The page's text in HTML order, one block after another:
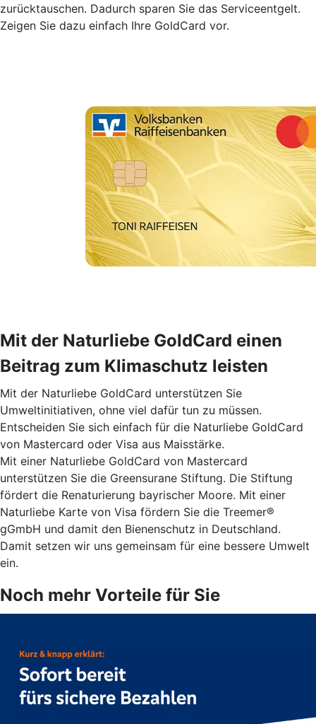
zurücktauschen. Dadurch sparen Sie das Serviceentgelt.
Zeigen Sie dazu einfach Ihre GoldCard vor.
Mit der Naturliebe GoldCard einen
Beitrag zum Klimaschutz leisten
Mit der Naturliebe GoldCard unterstützen Sie
Umweltinitiativen, ohne viel dafür tun zu müssen.
Entscheiden Sie sich einfach für die Naturliebe GoldCard
von Mastercard oder Visa aus Maisstärke.
Mit einer Naturliebe GoldCard von Mastercard
unterstützen Sie die Greensurane Stiftung. Die Stiftung
fördert die Renaturierung bayrischer Moore. Mit einer
Naturliebe Karte von Visa fördern Sie die Treemer®
gGmbH und damit den Bienenschutz in Deutschland.
Damit setzen wir uns gemeinsam für eine bessere Umwelt
ein.
Noch mehr Vorteile für Sie